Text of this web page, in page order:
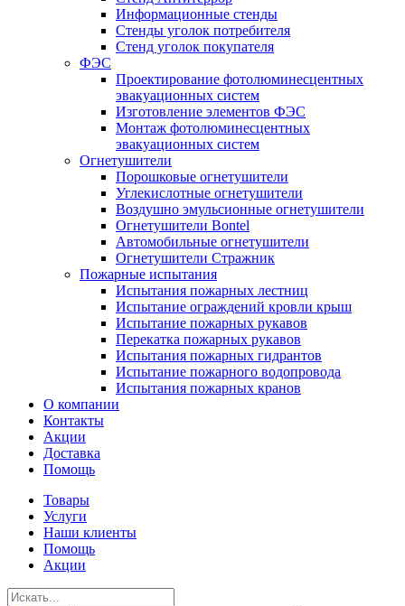
Информационные стенды
Стенды уголок потребителя
Стенд уголок покупателя
ФЭС
Проектирование фотолюминесцентных
эвакуационных систем
Изготовление элементов ФЭС
Монтаж фотолюминесцентных
эвакуационных систем
Огнетушители
Порошковые огнетушители
Углекислотные огнетушители
Воздушно эмульсионные огнетушители
Огнетушители Bontel
Автомобильные огнетушители
Огнетушители Стражник
Пожарные испытания
Испытания пожарных лестниц
Испытание ограждений кровли крыш
Испытание пожарных рукавов
Перекатка пожарных рукавов
Испытания пожарных гидрантов
Испытание пожарного водопровода
Испытания пожарных кранов
О компании
Контакты
Акции
Доставка
Помощь
Товары
Услуги
Наши клиенты
Помощь
Акции